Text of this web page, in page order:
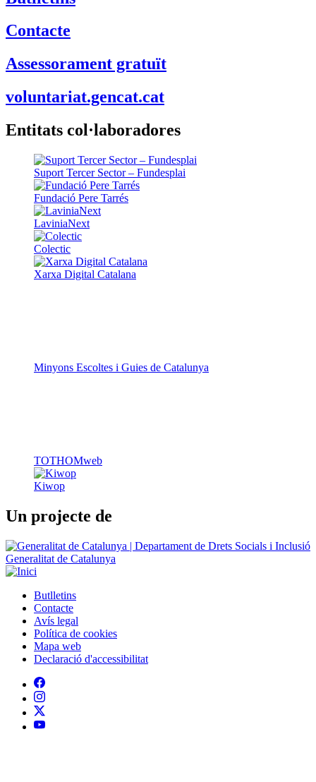
Contacte
Assessorament gratuït
voluntariat.gencat.cat
Entitats col·laboradores
Suport Tercer Sector – Fundesplai
Fundació Pere Tarrés
LaviniaNext
Colectic
Xarxa Digital Catalana
Minyons Escoltes i Guies de Catalunya
TOTHOMweb
Kiwop
Un projecte de
Generalitat de Catalunya
Peu
Butlletins
Contacte
Avís legal
Política de cookies
Mapa web
Declaració d'accessibilitat